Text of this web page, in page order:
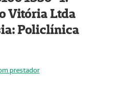
Vitória Ltda
Policlínica
prestador